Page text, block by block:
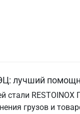
лучший
грузов и